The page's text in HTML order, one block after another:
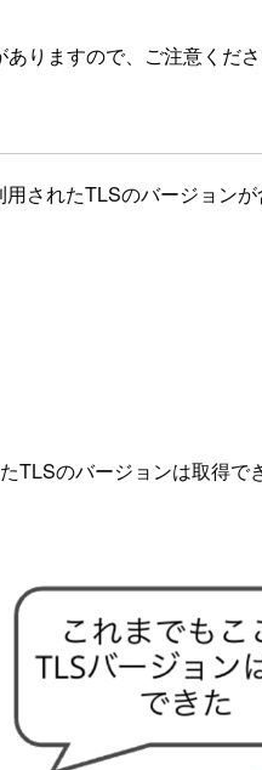
りますので、ご注意くださ
されたTLSのバージョンが
のバージョンは取得